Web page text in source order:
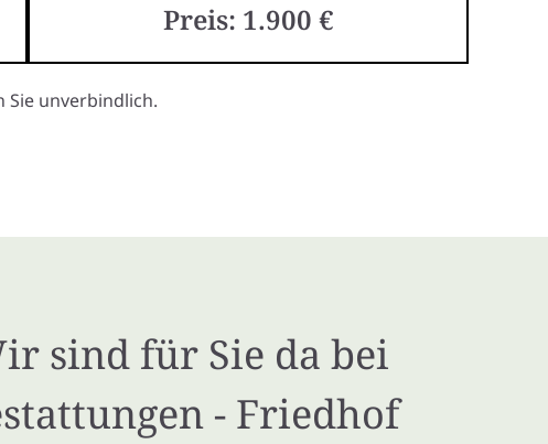
Preis: 1.900 €
unverbindlich.
sind für Sie da bei
- Friedhof